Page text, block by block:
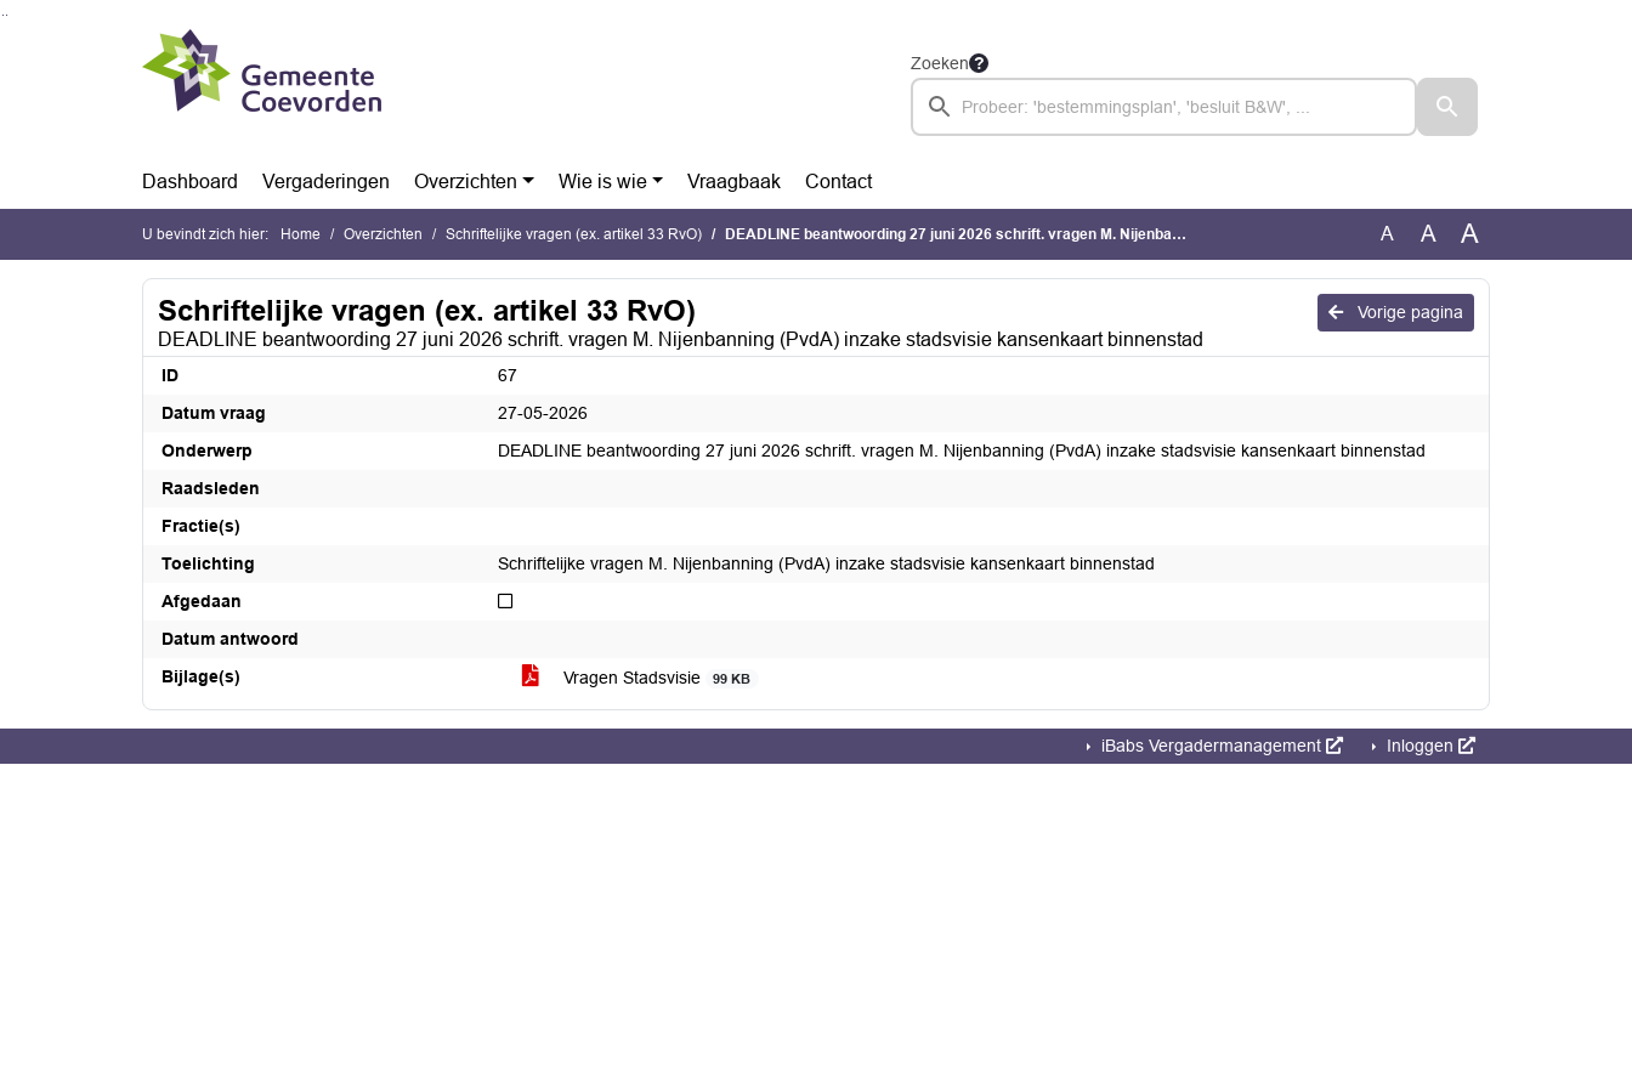
Ga naar de inhoud van deze pagina
Ga naar het zoeken
Ga naar het menu
Zoeken
Dashboard Vergaderingen Overzichten Wie is wie Vraagbaak Contact
U bevindt zich hier: Home Overzichten Schriftelijke vragen (ex. artikel 33 RvO) DEADLINE beantwoording 27 juni 2026 schrift. vragen M. Nijenbanning (PvdA) inzake stadsvisie kansenkaart binnenstad A A A
Vorige pagina
Schriftelijke vragen (ex. artikel 33 RvO)
DEADLINE beantwoording 27 juni 2026 schrift. vragen M. Nijenbanning (PvdA) inzake stadsvisie kansenkaart binnenstad
ID
67
Datum vraag
27-05-2026
Onderwerp
DEADLINE beantwoording 27 juni 2026 schrift. vragen M. Nijenbanning (PvdA) inzake stadsvisie kansenkaart binnenstad
Raadsleden
Fractie(s)
Toelichting
Schriftelijke vragen M. Nijenbanning (PvdA) inzake stadsvisie kansenkaart binnenstad
Afgedaan
Niet afgedaan
Datum antwoord
Bijlage(s)
Vragen Stadsvisie 99 KB
iBabs Vergadermanagement Inloggen